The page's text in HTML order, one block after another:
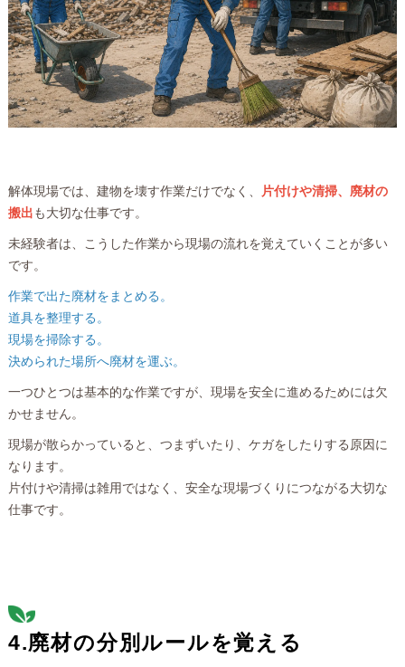
解体現場では、建物を壊す作業だけでなく、 片付けや清掃、廃材の
搬出も大切な仕事です。
未経験者は、こうした作業から現場の流れを覚えていくことが多い
です。
作業で出た廃材をまとめる。
道具を整理する。
現場を掃除する。
決められた場所へ廃材を運ぶ。
一つひとつは基本的な作業ですが、現場を安全に進めるためには欠
かせません。
現場が散らかっていると、つまずいたり、ケガをしたりする原因に
なります。
片付けや清掃は雑用ではなく、安全な現場づくりにつながる大切な
仕事です。
4.廃材の分別ルールを覚える